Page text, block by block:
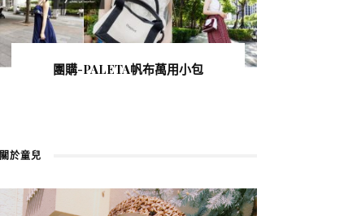
團購-PALETA帆布萬用小包
關於童兒